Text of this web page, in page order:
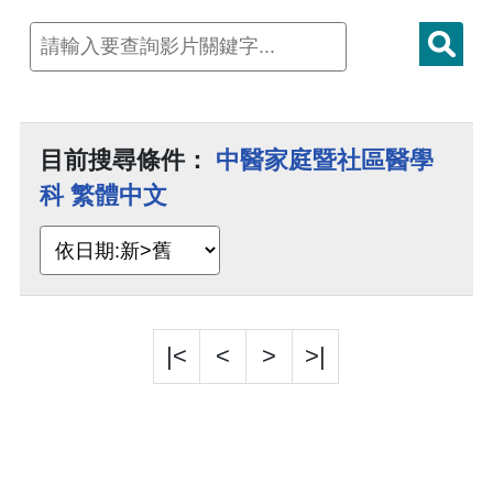
目前搜尋條件：
中醫家庭暨社區醫學
科 繁體中文
|< < > >|